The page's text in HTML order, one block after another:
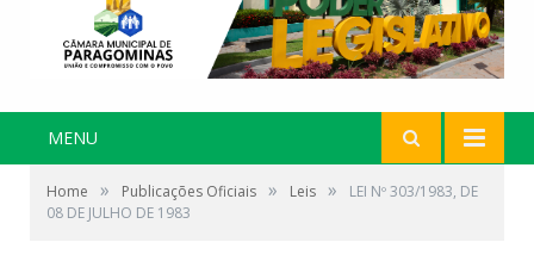
MENU
Home » Publicações Oficiais » Leis »
LEI Nº 303/1983, DE
08 DE JULHO DE 1983